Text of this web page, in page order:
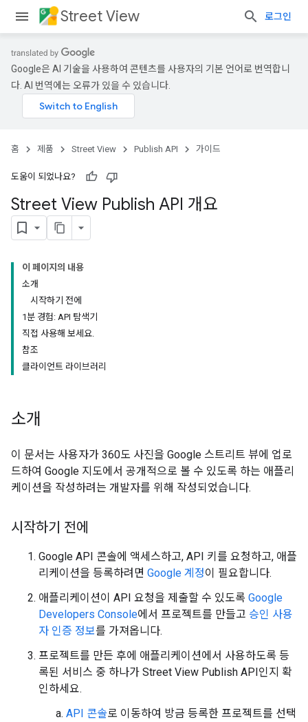
Street View 로그인
Google은 AI 기술을 사용하여 콘텐츠를 사용자의 기본 언어로 번역합니
다. AI 번역에는 오류가 있을 수 있습니다.
홈 제품 Street View Publish API 가이드
도움이 되었나요?
Street View Publish API 개요
이 페이지의 내용
소개
시작하기 전에
1분 경험: API 탐색기
직접 사용해 보세요.
참조
클라이언트 라이브러리
소개
이 문서는 사용자가 360도 사진을 Google 스트리트 뷰에 업로
드하여 Google 지도에서 공개적으로 볼 수 있도록 하는 애플리
케이션을 작성하려는 개발자를 위해 작성되었습니다.
시작하기 전에
Google API 콘솔에 액세스하고, API 키를 요청하고, 애플
리케이션을 등록하려면 Google 계정이 필요합니다.
애플리케이션이 API 요청을 제출할 수 있도록 Google
Developers Console에서 프로젝트를 만들고 승인 사용
자 인증 정보를 가져옵니다.
프로젝트를 만든 후에 애플리케이션에서 사용하도록 등
록된 서비스 중 하나가 Street View Publish API인지 확
인하세요.
API 콘솔로 이동하여 방금 등록한 프로젝트를 선택